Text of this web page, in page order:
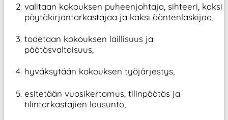
valitaan kokouksen puheenjohtaja, sihteeri, kaksi
pöytäkirjantarkastajaa ja kaksi ääntenlaskijaa,
todetaan kokouksen laillisuus ja
päätösvaltaisuus,
hyväksytään kokouksen työjärjestys,
esitetään vuosikertomus, tilinpäätös ja
tilintarkastajien lausunto,